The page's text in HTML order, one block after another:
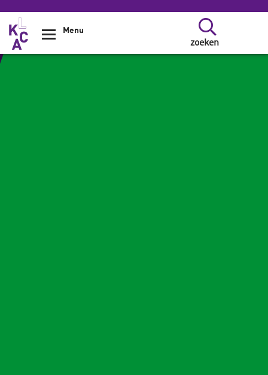
Overslaan en naar de inhoud gaan
zoeken
Menu